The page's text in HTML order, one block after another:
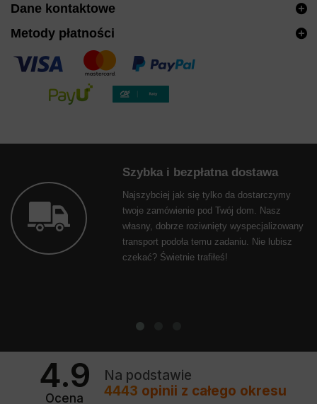
Dane kontaktowe
Metody płatności
Szybka i bezpłatna dostawa
Najszybciej jak się tylko da dostarczymy
twoje zamówienie pod Twój dom. Nasz
własny, dobrze roziwnięty wyspecjalizowany
transport podoła temu zadaniu. Nie lubisz
czekać? Świetnie trafiłeś!
4.9
Ocena
Na podstawie
4443 opinii z całego okresu